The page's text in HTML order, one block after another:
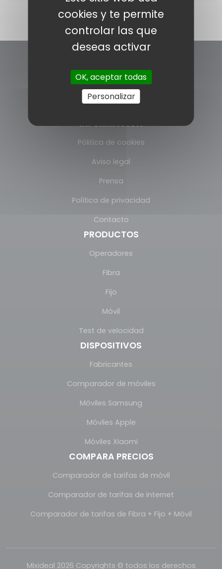
INFORMACÍON
Pólitica de cookies
Aviso legal
Prensa
Política de privacidad
Contacto
PRODUCTOS
Operadores
Fibra
Fijo
Móvil
Test de velocidad
DISPOSITIVOS
Fabricantes
Comparador de móviles
Móviles Samsung
Móviles Apple
Móviles Xiaomi
COMPARA PRECIOS
Comparador de tarifas de móvil
Comparador de tarifas de internet
Comparador de tarifas de Fibra + Fijo + Móvil
Mixideal 2026 Copyrights © todos los derechos
cookies y te permite
controlar las que
deseas activar
OK, aceptar todas
Personalizar